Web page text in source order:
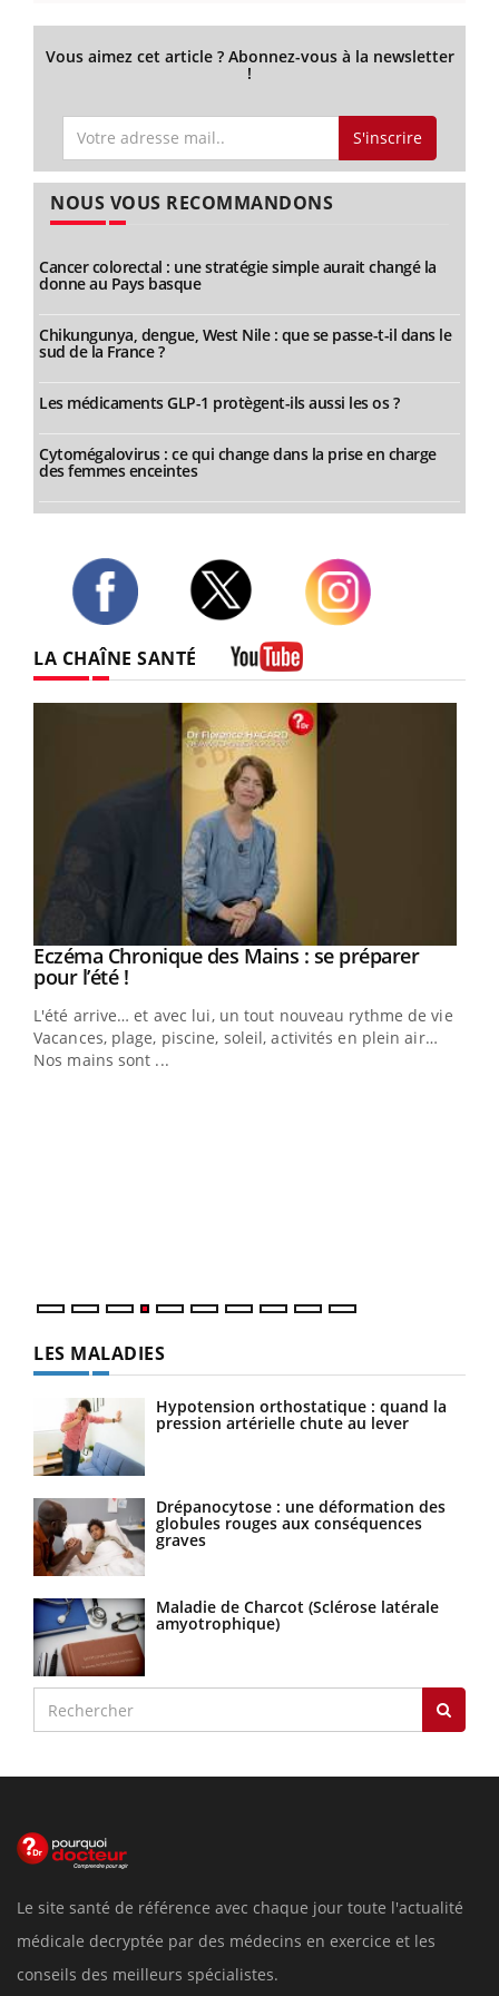
Vous aimez cet article ? Abonnez-vous à la newsletter
!
S'inscrire
NOUS VOUS RECOMMANDONS
Cancer colorectal : une stratégie simple aurait changé la
donne au Pays basque
Chikungunya, dengue, West Nile : que se passe-t-il dans le
sud de la France ?
Les médicaments GLP-1 protègent-ils aussi les os ?
Cytomégalovirus : ce qui change dans la prise en charge
des femmes enceintes
LA CHAÎNE SANTÉ
Youtube
Eczéma Chronique des Mains : se préparer
pour l’été !Youtube
L'été arrive… et avec lui, un tout nouveau rythme de vie !
Vacances, plage, piscine, soleil, activités en plein air…
Nos mains sont ...
LES MALADIES
Hypotension orthostatique : quand la
pression artérielle chute au lever
Drépanocytose : une déformation des
globules rouges aux conséquences
graves
Maladie de Charcot (Sclérose latérale
amyotrophique)
Le site santé de référence avec chaque jour toute l'actualité
médicale decryptée par des médecins en exercice et les
conseils des meilleurs spécialistes.